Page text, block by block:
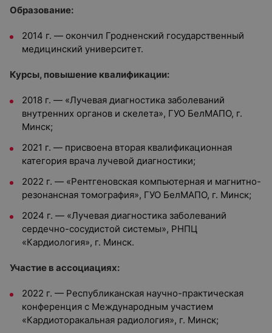
Образование:
2014 г. — окончил Гродненский государственный
медицинский университет.
Курсы, повышение квалификации:
2018 г. — «Лучевая диагностика заболеваний
внутренних органов и скелета», ГУО БелМАПО, г.
Минск;
2021 г. — присвоена вторая квалификационная
категория врача лучевой диагностики;
2022 г. — «Рентгеновская компьютерная и магнитно-
резонансная томография», ГУО БелМАПО, г. Минск;
2024 г. — «Лучевая диагностика заболеваний
сердечно-сосудистой системы», РНПЦ
«Кардиология», г. Минск.
Участие в ассоциациях:
2022 г. — Республиканская научно-практическая
конференция с Международным участием
«Кардиоторакальная радиология», г. Минск;